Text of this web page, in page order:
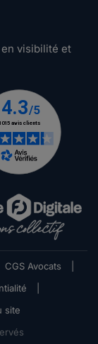
visibilité et
CGS Avocats
site